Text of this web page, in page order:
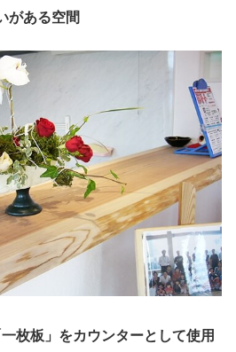
がある空間
枚板」をカウンターとして使用